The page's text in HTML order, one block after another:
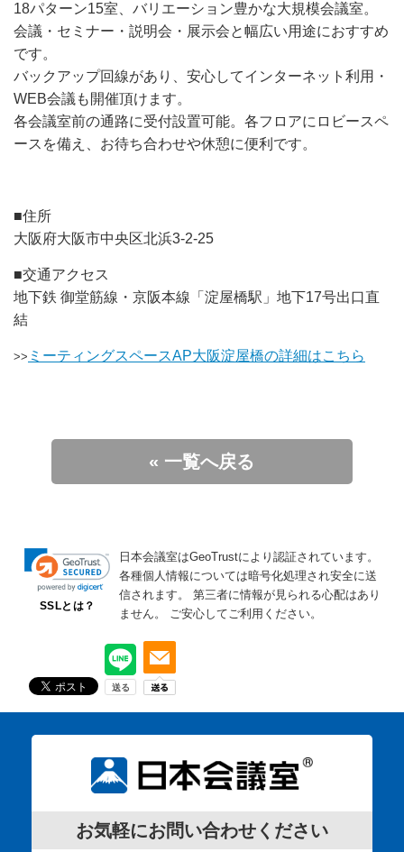
18パターン15室、バリエーション豊かな大規模会議室。
会議・セミナー・説明会・展示会と幅広い用途におすすめ
です。
バックアップ回線があり、安心してインターネット利用・
WEB会議も開催頂けます。
各会議室前の通路に受付設置可能。各フロアにロビースペ
ースを備え、お待ち合わせや休憩に便利です。
■住所
大阪府大阪市中央区北浜3-2-25
■交通アクセス
地下鉄 御堂筋線・京阪本線「淀屋橋駅」地下17号出口直
結
>> ミーティングスペースAP大阪淀屋橋の詳細はこちら
« 一覧へ戻る
SSLとは？
日本会議室はGeoTrustにより認証されています。
各種個人情報については暗号化処理され安全に送
信されます。
第三者に情報が見られる心配はあり
ません。
ご安心してご利用ください。
お気軽にお問い合わせください